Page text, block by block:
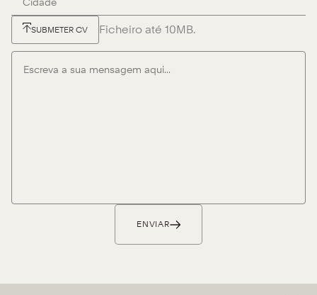
SUBMETER CV Ficheiro até 10MB.
ENVIAR